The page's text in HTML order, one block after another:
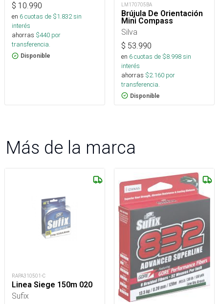
$ 10.990
en 6cuotas de $1.832sin
interés
ahorras $440 por
transferencia.
Disponible
LM170705BA
Brújula De Orientación
Mini Compass
Silva
$ 53.990
en 6cuotas de $8.998sin
interés
ahorras $2.160 por
transferencia.
Disponible
Más de la marca
RAPA310501-C
Linea Siege 150m 020
Sufix